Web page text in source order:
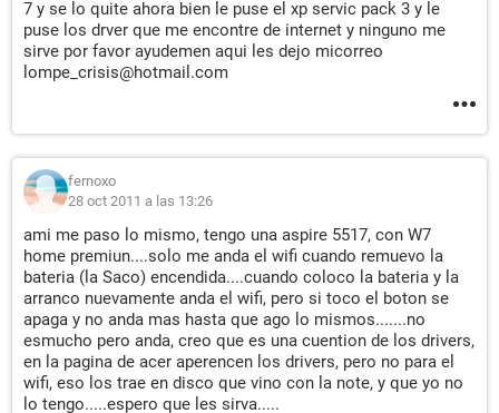
7 y se lo quite ahora bien le puse el xp servic pack 3 y le
puse los drver que me encontre de internet y ninguno me
sirve por favor ayudemen aqui les dejo micorreo
lompe_crisis@hotmail.com
fernoxo
28 oct 2011 a las 13:26
ami me paso lo mismo, tengo una aspire 5517, con W7
home premiun....solo me anda el wifi cuando remuevo la
bateria (la Saco) encendida....cuando coloco la bateria y la
arranco nuevamente anda el wifi, pero si toco el boton se
apaga y no anda mas hasta que ago lo mismos.......no
esmucho pero anda, creo que es una cuention de los drivers,
en la pagina de acer aperencen los drivers, pero no para el
wifi, eso los trae en disco que vino con la note, y que yo no
lo tengo.....espero que les sirva.....